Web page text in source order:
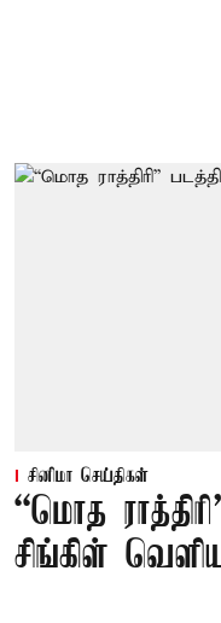
சினிமா செய்திகள்
“மொத
சிங்கிள்